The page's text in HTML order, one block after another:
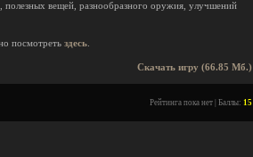
вещей, разнообразного оружия, улучшений
посмотреть здесь
Скачать игру (66.85 Мб.)
Рейтинга пока нет | Баллы: 15